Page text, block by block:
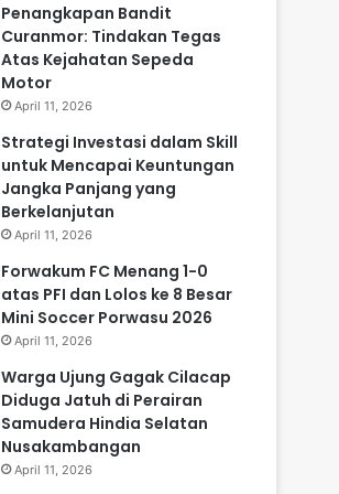
Penangkapan Bandit
Curanmor: Tindakan Tegas
Atas Kejahatan Sepeda
Motor
April 11, 2026
Strategi Investasi dalam Skill
untuk Mencapai Keuntungan
Jangka Panjang yang
Berkelanjutan
April 11, 2026
Forwakum FC Menang 1-0
atas PFI dan Lolos ke 8 Besar
Mini Soccer Porwasu 2026
April 11, 2026
Warga Ujung Gagak Cilacap
Diduga Jatuh di Perairan
Samudera Hindia Selatan
Nusakambangan
April 11, 2026